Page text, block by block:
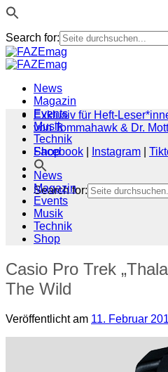
Search for:
Zum
Inhalt
News
Magazin
Events
Musik
Technik
Shop
Search for:
Exklusiv für Heft-
von Tommahawk & Dr.
Facebook
Instagram
News
Magazin
Events
Musik
Technik
Shop
Casio Pro Trek
The Wild
Veröffentlicht am 11. Februar